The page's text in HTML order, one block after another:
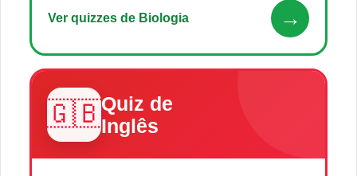
Ver quizzes de Biologia →
🇬🇧Quiz de
Inglês